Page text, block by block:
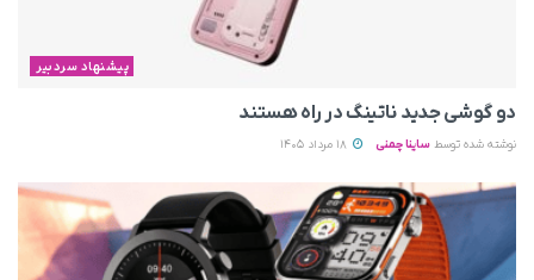
پیشنهاد سردبیر
دو گوشی جدید ناتینگ در راه هستند
نوشته شده توسط ساینا چمنی